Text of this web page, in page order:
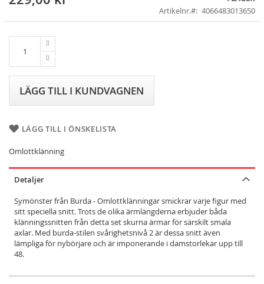
the
Artikelnr.
4066483013650
LÄGG TILL I KUNDVAGNEN
LÄGG TILL I ÖNSKELISTA
Omlottklänning
Detaljer
Symönster från Burda - Omlottklänningar smickrar varje figur med
sitt speciella snitt. Trots de olika ärmlängderna erbjuder båda
klänningssnitten från detta set skurna ärmar för särskilt smala
axlar. Med burda-stilen svårighetsnivå 2 är dessa snitt även
lämpliga för nybörjare och är imponerande i damstorlekar upp till
48.